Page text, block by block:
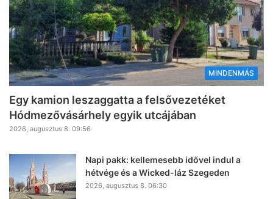
MINDENMÁS
Egy kamion leszaggatta a felsővezetéket
Hódmezővásárhely egyik utcájában
2026, augusztus 8. 09:56
Napi pakk: kellemesebb idővel indul a
hétvége és a Wicked-láz Szegeden
2026, augusztus 8. 06:30